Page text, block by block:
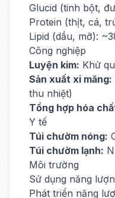
Glucid (tinh bột,
Protein (thịt, cá,
Lipid (dầu, mỡ):
Công nghiệp
Luyện kim: Khử
Sản xuất xi măng:
thu nhiệt)
Tổng hợp hóa
Y tế
Túi chườm nóng:
Túi chườm lạnh:
Môi trường
Sử dụng năng
Phát triển năng